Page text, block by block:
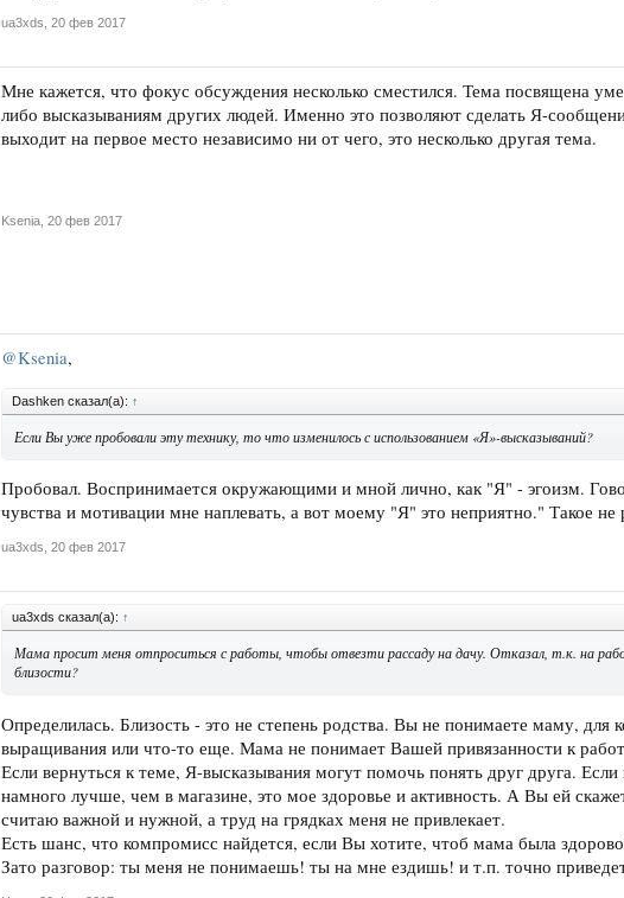
ua3xds 20 фев 2017
Мне кажется, что фокус обсуждения несколько сместился. Тема посвящена
либо высказываниям других людей. Именно это позволяют сделать Я-
выходит на первое место независимо ни от чего, это несколько другая тема.
Ksenia 20 фев 2017
@Ksenia,
Dashken сказал(а): ↑
Если Вы уже пробовали эту технику, то что изменилось с использованием «Я»-высказываний?
Пробовал. Воспринимается окружающими и мной лично, как "Я" - эгоизм.
чувства и мотивации мне наплевать, а вот моему "Я" это неприятно." Такое не
ua3xds 20 фев 2017
ua3xds сказал(а): ↑
Мама просит меня отпроситься с работы, чтобы отвезти рассаду на дачу. Отказал, т.к. на
близости?
Определилась. Близость - это не степень родства. Вы не понимаете маму,
выращивания или что-то еще. Мама не понимает Вашей привязанности к
Если вернуться к теме, Я-высказывания могут помочь понять друг друга.
намного лучше, чем в магазине, это мое здоровье и активность. А Вы ей
считаю важной и нужной, а труд на грядках меня не привлекает.
Есть шанс, что компромисс найдется, если Вы хотите, чтоб мама была
Зато разговор: ты меня не понимаешь! ты на мне ездишь! и т.п. точно